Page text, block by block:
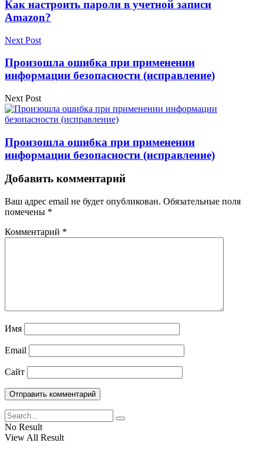
Как настроить пароли в учетной записи
Amazon?
Next Post
Произошла ошибка при применении
информации безопасности (исправление)
Next Post
Произошла ошибка при применении
информации безопасности (исправление)
Добавить комментарий
Ваш адрес email не будет опубликован. Обязательные поля
помечены *
Комментарий *
Имя
Email
Сайт
No Result
View All Result